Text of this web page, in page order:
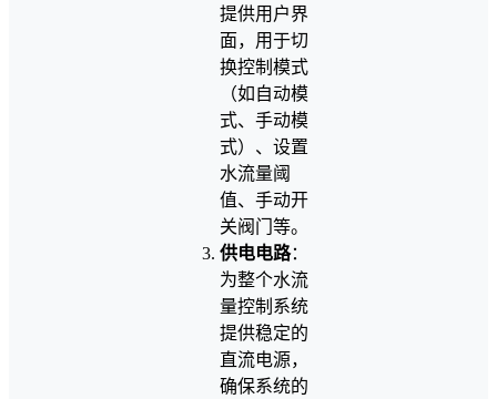
提供用户界
面，用于切
换控制模式
（如自动模
式、手动模
式）、设置
水流量阈
值、手动开
关阀门等。
供电电路：
为整个水流
量控制系统
提供稳定的
直流电源，
确保系统的